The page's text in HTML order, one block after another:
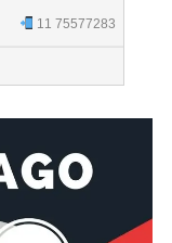
11 75577283